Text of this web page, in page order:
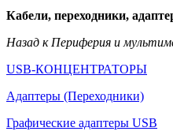
Кабели, переходники,
Назад к Периферия и
USB-КОНЦЕНТРАТОРЫ
Адаптеры (Переходники)
Графические адаптеры USB